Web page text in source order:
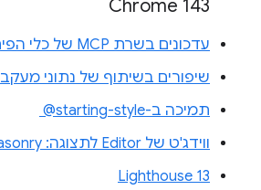
Chrome 143
עדכונים בשרת MCP של כלי הפיתוח
שיפורים בשיתוף של נתוני מעקב
תמיכה ב-‎ @starting-style
ווידג'ט של Editor לתצוגה: masonry
Lighthouse 13